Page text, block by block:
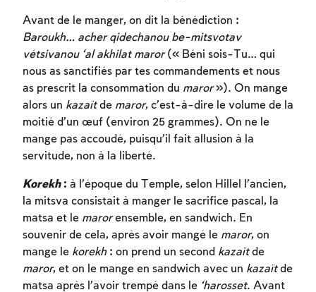
Avant de le manger, on dit la bénédiction :
Baroukh… acher qidechanou be-mitsvotav
vétsivanou ‘al akhilat maror(« Béni sois-Tu… qui
nous as sanctifiés par tes commandements et nous
as prescrit la consommation du maror»). On mange
alors un kazaïtde maror, c’est-à-dire le volume de la
moitié d’un œuf (environ 25 grammes). On ne le
mange pas accoudé, puisqu’il fait allusion à la
servitude, non à la liberté.
Korekh : à l’époque du Temple, selon Hillel l’ancien,
la mitsva consistait à manger le sacrifice pascal, la
matsa et le marorensemble, en sandwich. En
souvenir de cela, après avoir mangé le maror, on
mange le korekh: on prend un second kazaïtde
maror, et on le mange en sandwich avec un kazaïtde
matsa après l’avoir trempé dans le ‘harosset. Avant
Inscription requise
Afin d'enregistrer ce que vous avez étudié,
vous devez vous connectez ou vous
inscrire.
Inscription Connexion